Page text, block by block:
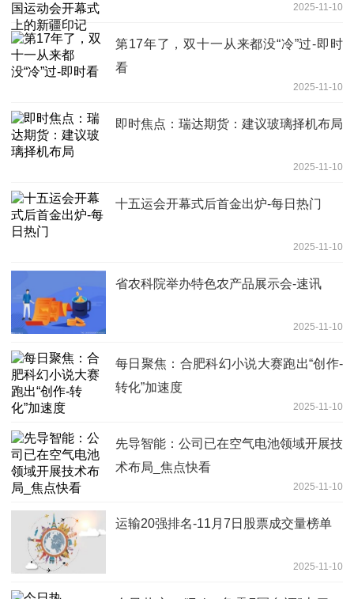
2025-11-10
第17年了，双十一从来都没“冷”过-即时
看
2025-11-10
即时焦点：瑞达期货：建议玻璃择机布局
2025-11-10
十五运会开幕式后首金出炉-每日热门
2025-11-10
省农科院举办特色农产品展示会-速讯
2025-11-10
每日聚焦：合肥科幻小说大赛跑出“创作-
转化”加速度
2025-11-10
先导智能：公司已在空气电池领域开展技
术布局_焦点快看
2025-11-10
运输20强排名-11月7日股票成交量榜单
2025-11-10